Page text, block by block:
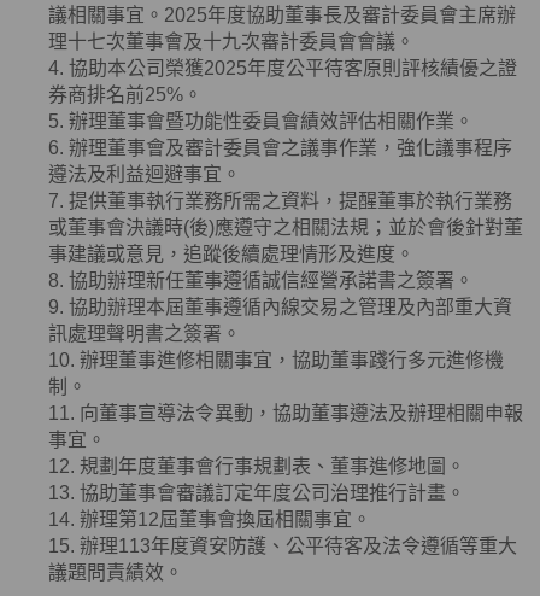
議相關事宜。 2025年度協助董事長及審計委員會主席辦
理十七次董事會及十九次審計委員會會議。
4. 協助本公司榮獲2025年度公平待客原則評核績優之證
券商排名前25% 。
5. 辦理董事會暨功能性委員會績效評估相關作業。
6. 辦理董事會及審計委員會之議事作業，強化議事程序
遵法及利益迴避事宜。
7. 提供董事執行業務所需之資料，提醒董事於執行業務
或董事會決議時(後)應遵守之相關法規；並於會後針對董
事建議或意見，追蹤後續處理情形及進度。
8. 協助辦理新任董事遵循誠信經營承諾書之簽署。
9. 協助辦理本屆董事遵循內線交易之管理及內部重大資
訊處理聲明書之簽署。
10. 辦理董事進修相關事宜，協助董事踐行多元進修機
制。
11. 向董事宣導法令異動，協助董事遵法及辦理相關申報
事宜。
12. 規劃年度董事會行事規劃表、董事進修地圖。
13. 協助董事會審議訂定年度公司治理推行計畫。
14. 辦理第12屆董事會換屆相關事宜。
15. 辦理113年度資安防護、公平待客及法令遵循等重大
議題問責績效。